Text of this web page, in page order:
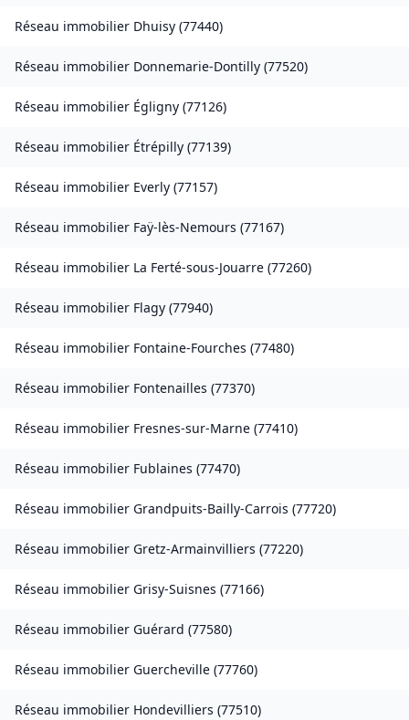
Réseau immobilier Dhuisy (77440)
Réseau immobilier Donnemarie-Dontilly (77520)
Réseau immobilier Égligny (77126)
Réseau immobilier Étrépilly (77139)
Réseau immobilier Everly (77157)
Réseau immobilier Faÿ-lès-Nemours (77167)
Réseau immobilier La Ferté-sous-Jouarre (77260)
Réseau immobilier Flagy (77940)
Réseau immobilier Fontaine-Fourches (77480)
Réseau immobilier Fontenailles (77370)
Réseau immobilier Fresnes-sur-Marne (77410)
Réseau immobilier Fublaines (77470)
Réseau immobilier Grandpuits-Bailly-Carrois (77720)
Réseau immobilier Gretz-Armainvilliers (77220)
Réseau immobilier Grisy-Suisnes (77166)
Réseau immobilier Guérard (77580)
Réseau immobilier Guercheville (77760)
Réseau immobilier Hondevilliers (77510)